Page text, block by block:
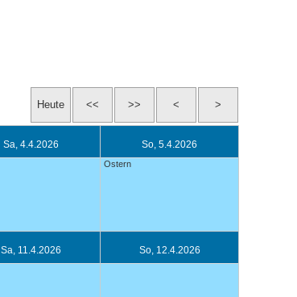
Sa, 4.4.2026 So, 5.4.2026
Ostern
Sa, 11.4.2026 So, 12.4.2026